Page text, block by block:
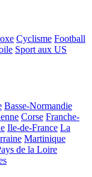
Cyclisme Football
Sport aux US
Basse-Normandie
Corse Franche-
Ile-de-France La
Martinique
de la Loire